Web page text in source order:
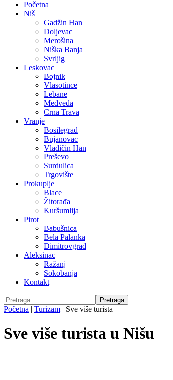
Početna
Niš
Gadžin Han
Doljevac
Merošina
Niška Banja
Svrljig
Leskovac
Bojnik
Vlasotince
Lebane
Medveđa
Crna Trava
Vranje
Bosilegrad
Bujanovac
Vladičin Han
Preševo
Surdulica
Trgovište
Prokuplje
Blace
Žitorađa
Kuršumlija
Pirot
Babušnica
Bela Palanka
Dimitrovgrad
Aleksinac
Ražanj
Sokobanja
Kontakt
Početna | Turizam | Sve više turista
Sve više turista u Nišu